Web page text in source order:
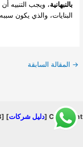
بالنبهانية، ويجب التنبيه
البنايات، والذي يكون
→ المقالة السابقة
Copyright [ دليل شركات] [2023] [